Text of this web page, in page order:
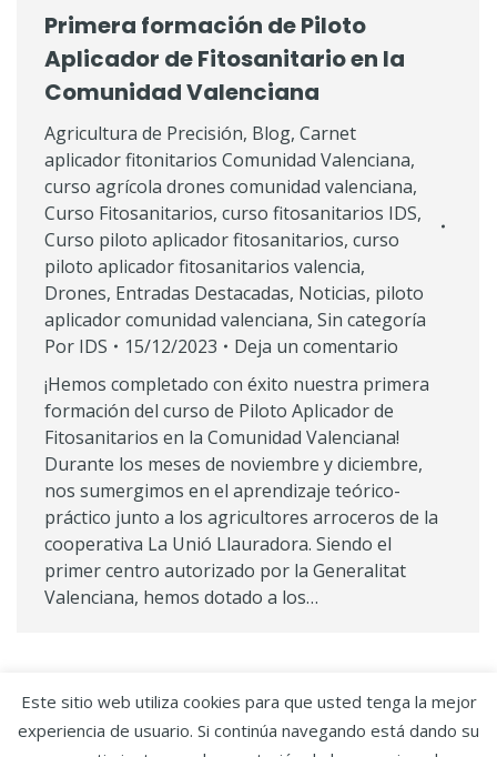
Primera formación de Piloto
Aplicador de Fitosanitario en la
Comunidad Valenciana
Agricultura de Precisión, Blog, Carnet
aplicador fitonitarios Comunidad Valenciana,
curso agrícola drones comunidad valenciana,
Curso Fitosanitarios, curso fitosanitarios IDS,
Curso piloto aplicador fitosanitarios, curso
piloto aplicador fitosanitarios valencia,
Drones, Entradas Destacadas, Noticias, piloto
aplicador comunidad valenciana, Sin categoría
Por IDS 15/12/2023
Deja un comentario
¡Hemos completado con éxito nuestra primera
formación del curso de Piloto Aplicador de
Fitosanitarios en la Comunidad Valenciana!
Durante los meses de noviembre y diciembre,
nos sumergimos en el aprendizaje teórico-
práctico junto a los agricultores arroceros de la
cooperativa La Unió Llauradora. Siendo el
primer centro autorizado por la Generalitat
Valenciana, hemos dotado a los…
Este sitio web utiliza cookies para que usted tenga la mejor
experiencia de usuario. Si continúa navegando está dando su